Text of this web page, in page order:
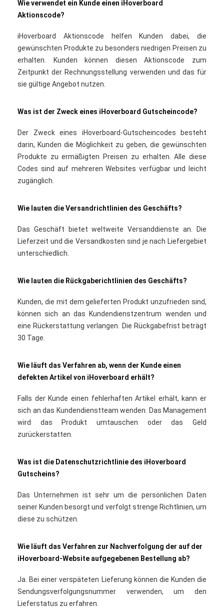
Wie verwendet ein Kunde einen iHoverboard
Aktionscode?
iHoverboard Aktionscode helfen Kunden dabei, die
gewünschten Produkte zu besonders niedrigen Preisen zu
erhalten. Kunden können diesen Aktionscode zum
Zeitpunkt der Rechnungsstellung verwenden und das für
sie gültige Angebot nutzen.
Was ist der Zweck eines iHoverboard Gutscheincode?
Der Zweck eines iHoverboard-Gutscheincodes besteht
darin, Kunden die Möglichkeit zu geben, die gewünschten
Produkte zu ermäßigten Preisen zu erhalten. Alle diese
Codes sind auf mehreren Websites verfügbar und leicht
zugänglich.
Wie lauten die Versandrichtlinien des Geschäfts?
Das Geschäft bietet weltweite Versanddienste an. Die
Lieferzeit und die Versandkosten sind je nach Liefergebiet
unterschiedlich.
Wie lauten die Rückgaberichtlinien des Geschäfts?
Kunden, die mit dem gelieferten Produkt unzufrieden sind,
können sich an das Kundendienstzentrum wenden und
eine Rückerstattung verlangen. Die Rückgabefrist beträgt
30 Tage.
Wie läuft das Verfahren ab, wenn der Kunde einen
defekten Artikel von iHoverboard erhält?
Falls der Kunde einen fehlerhaften Artikel erhält, kann er
sich an das Kundendienstteam wenden. Das Management
wird das Produkt umtauschen oder das Geld
zurückerstatten.
Was ist die Datenschutzrichtlinie des iHoverboard
Gutscheins?
Das Unternehmen ist sehr um die persönlichen Daten
seiner Kunden besorgt und verfolgt strenge Richtlinien, um
diese zu schützen.
Wie läuft das Verfahren zur Nachverfolgung der auf der
iHoverboard-Website aufgegebenen Bestellung ab?
Ja. Bei einer verspäteten Lieferung können die Kunden die
Sendungsverfolgungsnummer verwenden, um den
Lieferstatus zu erfahren.